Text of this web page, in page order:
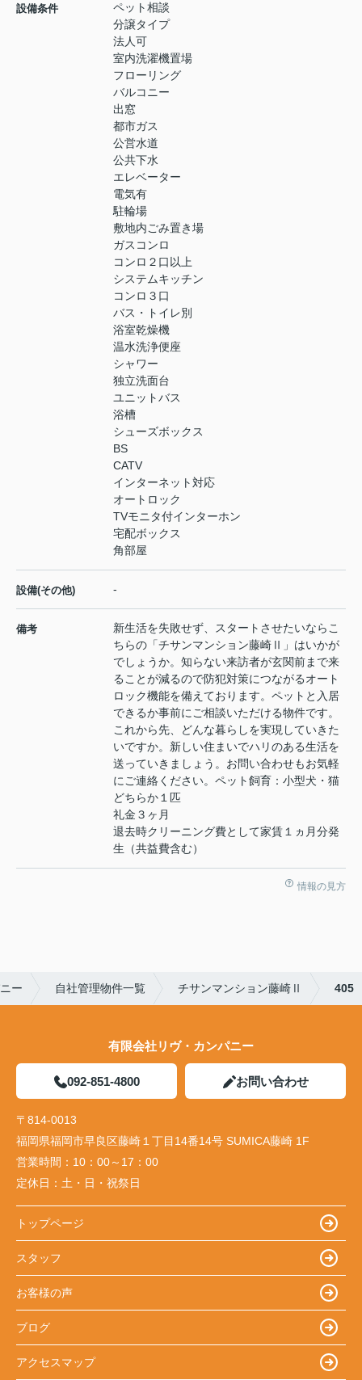
設備条件
ペット相談
分譲タイプ
法人可
室内洗濯機置場
フローリング
バルコニー
出窓
都市ガス
公営水道
公共下水
エレベーター
電気有
駐輪場
敷地内ごみ置き場
ガスコンロ
コンロ２口以上
システムキッチン
コンロ３口
バス・トイレ別
浴室乾燥機
温水洗浄便座
シャワー
独立洗面台
ユニットバス
浴槽
シューズボックス
BS
CATV
インターネット対応
オートロック
TVモニタ付インターホン
宅配ボックス
角部屋
設備(その他) -
備考
新生活を失敗せず、スタートさせたいならこ
ちらの「チサンマンション藤崎Ⅱ」はいかが
でしょうか。知らない来訪者が玄関前まで来
ることが減るので防犯対策につながるオート
ロック機能を備えております。ペットと入居
できるか事前にご相談いただける物件です。
これから先、どんな暮らしを実現していきた
いですか。新しい住まいでハリのある生活を
送っていきましょう。お問い合わせもお気軽
にご連絡ください。ペット飼育：小型犬・猫
どちらか１匹
礼金３ヶ月
退去時クリーニング費として家賃１ヵ月分発
生（共益費含む）
情報の見方
ー 自社管理物件一覧 チサンマンション藤崎Ⅱ 405
有限会社リヴ・カンパニー
092-851-4800 お問い合わせ
〒814-0013
福岡県福岡市早良区藤崎１丁目14番14号 SUMICA藤崎 1F
営業時間： 10：00～17：00
定休日： 土・日・祝祭日
トップページ
スタッフ
お客様の声
ブログ
アクセスマップ